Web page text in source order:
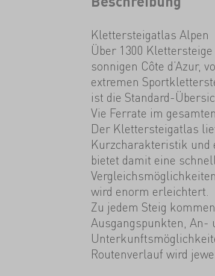
Klettersteigatlas Alpen
Über 1300
sonnigen Côte d’Azur,
extremen
ist die Standard-
Vie Ferrate im
Der Klettersteigatlas
Kurzcharakteristik und
bietet damit eine
wird enorm erleichtert.
Zu jedem Steig
Ausgangspunkten, An-
Routenverlauf wird